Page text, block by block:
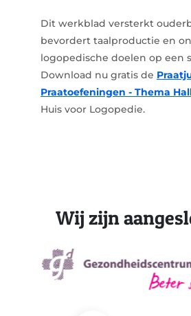
Dit werkblad versterkt
bevordert taalproductie en
logopedische doelen op een
Download nu gratis de
Praatoefeningen - Thema
Huis voor Logopedie.
Wij zijn